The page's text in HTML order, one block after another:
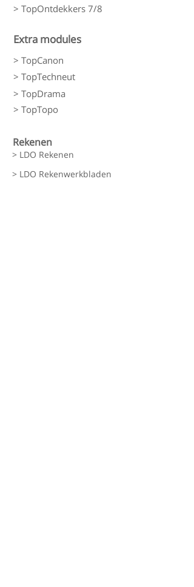
> TopOntdekkers 7/8
Extra modules
> TopCanon
> TopTechneut
> TopDrama
> TopTopo
Rekenen
> LDO Rekenen
> LDO Rekenwerkbladen